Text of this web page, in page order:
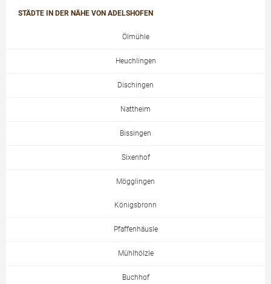
STÄDTE IN DER NÄHE VON ADELSHOFEN
Ölmühle
Heuchlingen
Dischingen
Nattheim
Bissingen
Sixenhof
Mögglingen
Königsbronn
Pfaffenhäusle
Mühlhölzle
Buchhof